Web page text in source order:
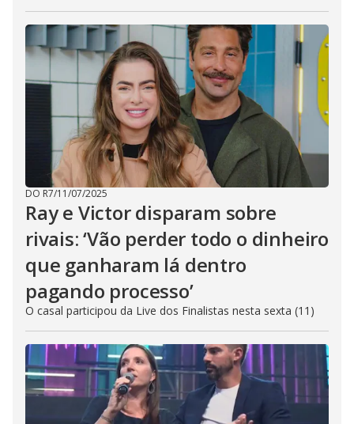
DO R7/11/07/2025
Ray e Victor disparam sobre
rivais: ‘Vão perder todo o dinheiro
que ganharam lá dentro
pagando processo’
O casal participou da Live dos Finalistas nesta sexta (11)